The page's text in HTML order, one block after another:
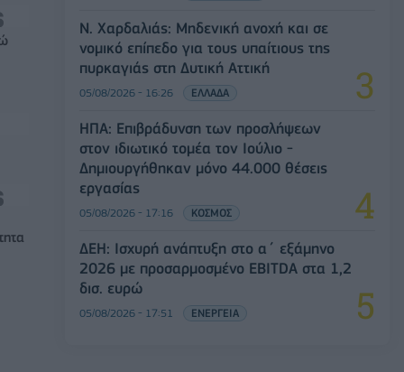
Ν. Χαρδαλιάς: Μηδενική ανοχή και σε
νομικό επίπεδο για τους υπαίτιους της
πυρκαγιάς στη Δυτική Αττική
05/08/2026 - 16:26 ΕΛΛΑΔΑ
ΗΠΑ: Επιβράδυνση των προσλήψεων
στον ιδιωτικό τομέα τον Ιούλιο -
Δημιουργήθηκαν μόνο 44.000 θέσεις
εργασίας
05/08/2026 - 17:16 ΚΟΣΜΟΣ
ΔΕΗ: Ισχυρή ανάπτυξη στο α΄ εξάμηνο
2026 με προσαρμοσμένο EBITDA στα 1,2
δισ. ευρώ
05/08/2026 - 17:51 ΕΝΕΡΓΕΙΑ